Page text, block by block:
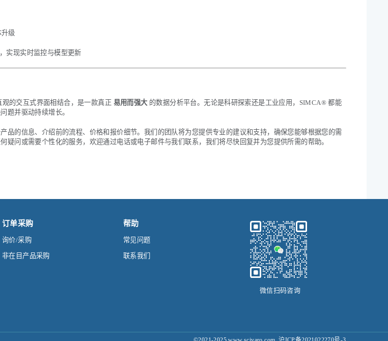
级
实现实时监控与模型更新
的交互式界面相结合，是一款真正 易用而强大 的数据分析平台。无论是科研探索还是工业应用，SIMCA® 都能
题并驱动持续增长。
品的信息、介绍前的流程、价格和报价细节。我们的团队将为您提供专业的建议和支持，确保您能够根据您的需
疑问或需要个性化的服务，欢迎通过电话或电子邮件与我们联系，我们将尽快回复并为您提供所需的帮助。
订单采购
询价/采购
非在目产品采购
帮助
常见问题
联系我们
微信扫码咨询